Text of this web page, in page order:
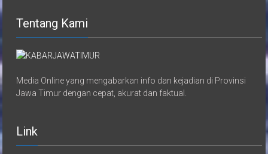
Tentang Kami
Media Online yang mengabarkan info dan kejadian di Provinsi
Jawa Timur dengan cepat, akurat dan faktual.
Link